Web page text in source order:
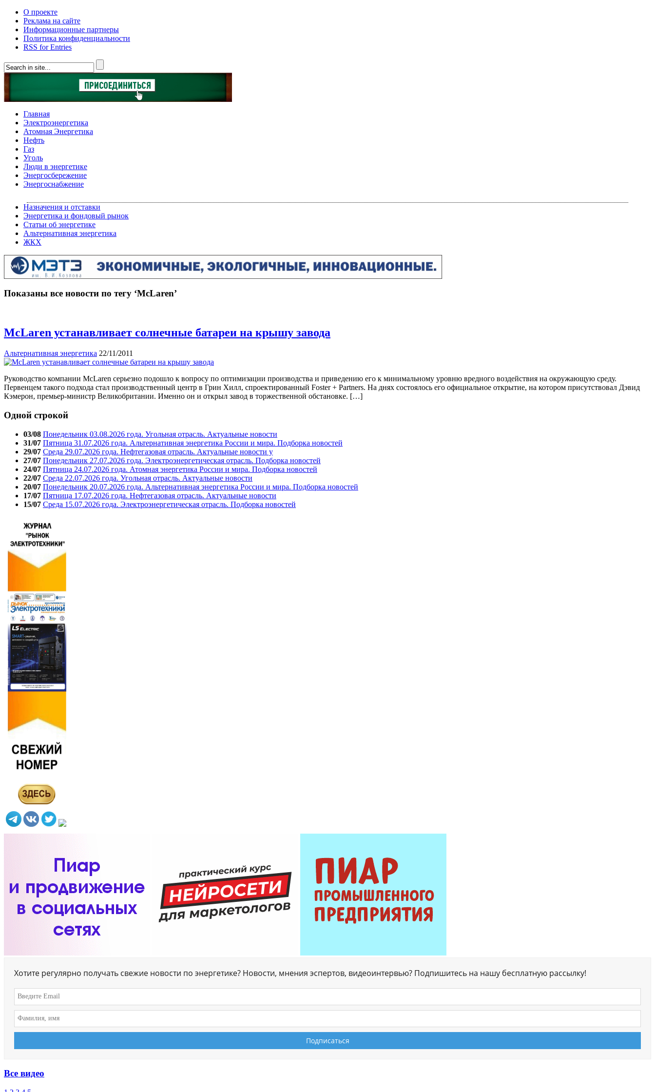
О проекте
Реклама на сайте
Информационные партнеры
Политика конфиденциальности
RSS for Entries
Главная
Электроэнергетика
Атомная Энергетика
Нефть
Газ
Уголь
Люди в энергетике
Энергосбережение
Энергоснабжение
Назначения и отставки
Энергетика и фондовый рынок
Статьи об энергетике
Альтернативная энергетика
ЖКХ
Показаны все новости по тегу ‘McLaren’
McLaren устанавливает солнечные батареи на крышу завода
Альтернативная энергетика 22/11/2011
Руководство компании McLaren серьезно подошло к вопросу по оптимизации производства и приведению его к минимальному уровню вредного воздействия на окружающую среду.
Первенцем такого подхода стал производственный центр в Грин Хилл, спроектированный Foster + Partners. На днях состоялось его официальное открытие, на котором присутствовал Дэвид
Кэмерон, премьер-министр Великобритании. Именно он и открыл завод в торжественной обстановке. […]
Одной строкой
03/08 Понедельник 03.08.2026 года. Угольная отрасль. Актуальные новости
31/07 Пятница 31.07.2026 года. Альтернативная энергетика России и мира. Подборка новостей
29/07 Среда 29.07.2026 года. Нефтегазовая отрасль. Актуальные новости у
27/07 Понедельник 27.07.2026 года. Электроэнергетическая отрасль. Подборка новостей
24/07 Пятница 24.07.2026 года. Атомная энергетика России и мира. Подборка новостей
22/07 Среда 22.07.2026 года. Угольная отрасль. Актуальные новости
20/07 Понедельник 20.07.2026 года. Альтернативная энергетика России и мира. Подборка новостей
17/07 Пятница 17.07.2026 года. Нефтегазовая отрасль. Актуальные новости
15/07 Среда 15.07.2026 года. Электроэнергетическая отрасль. Подборка новостей
Хотите регулярно получать свежие новости по энергетике? Новости, мнения эспертов, видеоинтервью? Подпишитесь на нашу бесплатную рассылку!
Все видео